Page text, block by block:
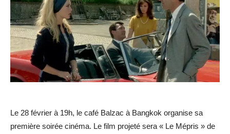
Le 28 février à 19h, le café Balzac à Bangkok organise sa
première soirée cinéma. Le film projeté sera « Le Mépris » de